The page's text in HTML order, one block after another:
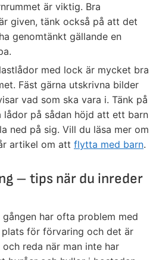
är viktig. Bra
given, tänk också på att det
genomtänkt gällande en
med lock är mycket bra
Fäst gärna utskrivna bilder
vad som ska vara i. Tänk på
lådor på sådan höjd att ett barn
ned på sig. Vill du läsa mer om
artikel om att flytta med barn.
– tips när du inreder
har ofta problem med
för förvaring och det är
reda när man inte har